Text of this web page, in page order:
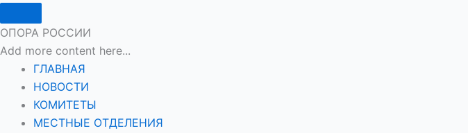
ОПОРА РОССИИ
Add more content here...
ГЛАВНАЯ
НОВОСТИ
КОМИТЕТЫ
МЕСТНЫЕ ОТДЕЛЕНИЯ